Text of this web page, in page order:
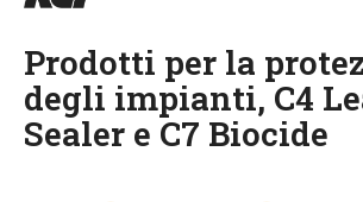
Prodotti per la
degli impianti, C4
Sealer e C7 Biocide